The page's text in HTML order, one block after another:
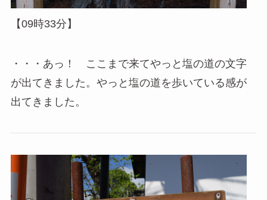
【09時33分】
・・・あっ！ ここまで来てやっと塩の道の文字
が出てきました。やっと塩の道を歩いている感が
出てきました。